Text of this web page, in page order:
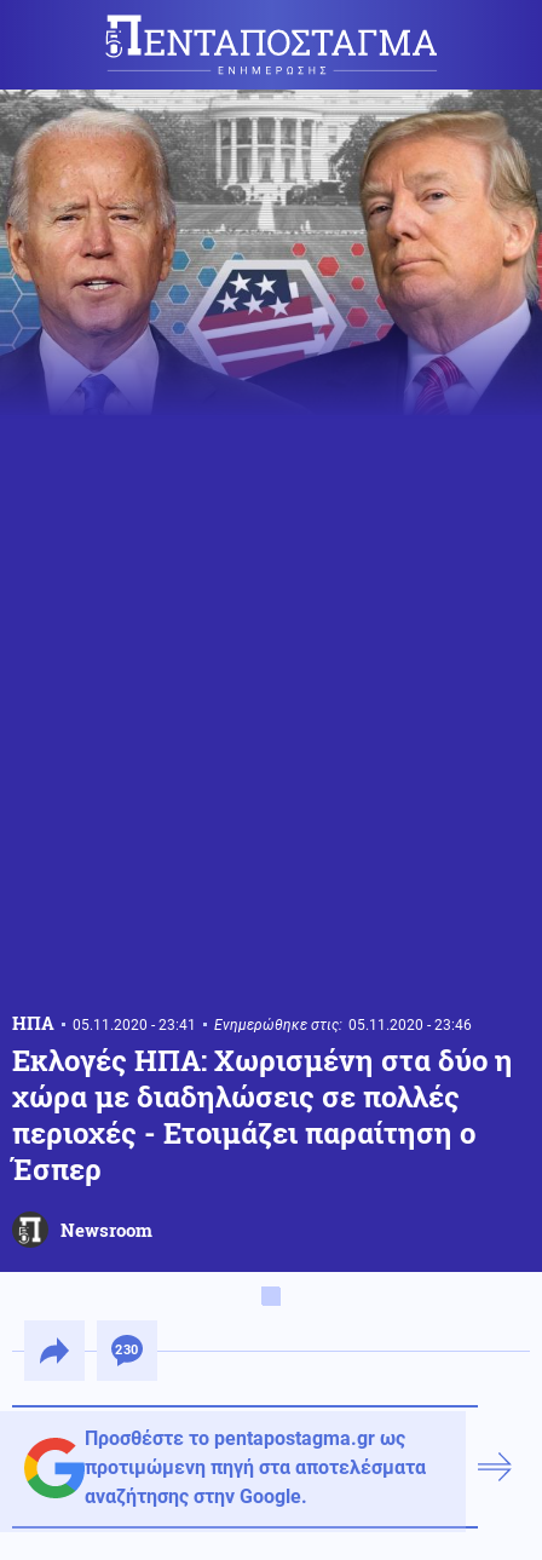
ΗΠΑ 05.11.2020 - 23:41 Ενημερώθηκε στις: 05.11.2020 - 23:46
Εκλογές ΗΠΑ: Χωρισμένη στα δύο η
χώρα με διαδηλώσεις σε πολλές
περιοχές - Ετοιμάζει παραίτηση ο
Έσπερ
Newsroom
230
Προσθέστε το pentapostagma.gr ως
προτιμώμενη πηγή στα αποτελέσματα
αναζήτησης στην Google.